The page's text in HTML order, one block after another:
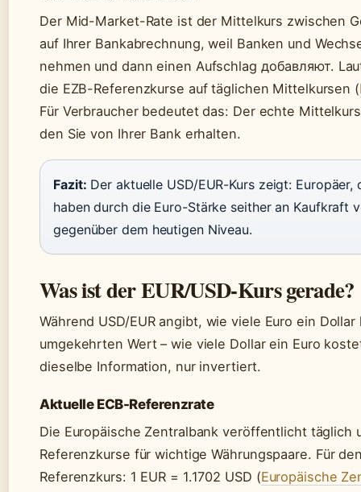
Der Mid-Market-Rate ist der Mittelkurs zwischen
auf Ihrer Bankabrechnung, weil Banken und
nehmen und dann einen Aufschlag добавляют.
die EZB-Referenzkurse auf täglichen Mittelkursen (
Für Verbraucher bedeutet das: Der echte
den Sie von Ihrer Bank erhalten.
Fazit: Der aktuelle USD/EUR-Kurs zeigt:
haben durch die Euro-Stärke seither an Kaufkraft
gegenüber dem heutigen Niveau.
Was ist der EUR/USD-Kurs gerade?
Während USD/EUR angibt, wie viele Euro ein
umgekehrten Wert – wie viele Dollar ein Euro
dieselbe Information, nur invertiert.
Aktuelle ECB-Referenzrate
Die Europäische Zentralbank veröffentlicht täglich
Referenzkurse für wichtige Währungspaare. Für
Referenzkurs: 1 EUR = 1.1702 USD (Europäische